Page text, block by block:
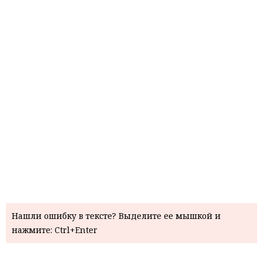
Нашли ошибку в тексте? Выделите ее мышкой и
нажмите: Ctrl+Enter